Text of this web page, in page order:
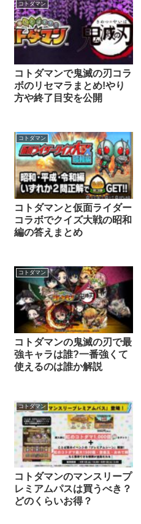
コトダマン
コトダマンで鬼滅の刃コラ
ボのリセマラまとめ!やり
方や終了目安を公開
コトダマン
コトダマンと仮面ライダー
コラボでクイズ大戦の昭和
編の答えまとめ
コトダマン
コトダマンの鬼滅の刃で最
強キャラは誰?一番強くて
使えるのは誰か解説
コトダマン
コトダマンのマンスリープ
レミアムパスは買うべき？
どのくらいお得？